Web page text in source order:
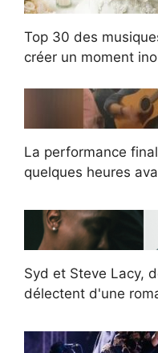
Top 30 des
créer un moment
La performance
quelques heures
Syd et Steve Lacy,
délectent d'une